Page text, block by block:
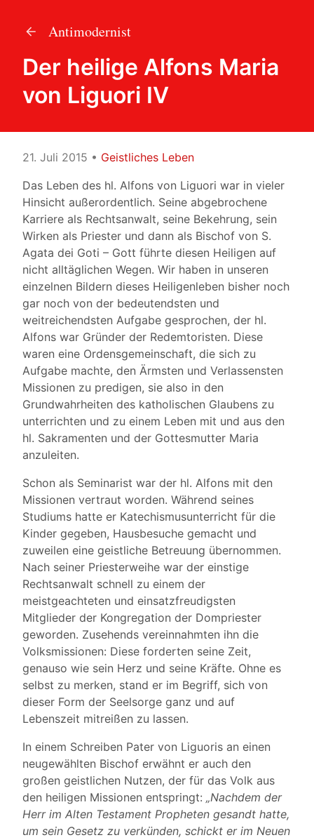
Antimodernist
Der heilige Alfons Maria
von Liguori IV
21. Juli 2015 • Geistliches Leben
Das Leben des hl. Alfons von Liguori war in vieler
Hinsicht außerordentlich. Seine abgebrochene
Karriere als Rechtsanwalt, seine Bekehrung, sein
Wirken als Priester und dann als Bischof von S.
Agata dei Goti – Gott führte diesen Heiligen auf
nicht alltäglichen Wegen. Wir haben in unseren
einzelnen Bildern dieses Heiligenleben bisher noch
gar noch von der bedeutendsten und
weitreichendsten Aufgabe gesprochen, der hl.
Alfons war Gründer der Redemtoristen. Diese
waren eine Ordensgemeinschaft, die sich zu
Aufgabe machte, den Ärmsten und Verlassensten
Missionen zu predigen, sie also in den
Grundwahrheiten des katholischen Glaubens zu
unterrichten und zu einem Leben mit und aus den
hl. Sakramenten und der Gottesmutter Maria
anzuleiten.
Schon als Seminarist war der hl. Alfons mit den
Missionen vertraut worden. Während seines
Studiums hatte er Katechismusunterricht für die
Kinder gegeben, Hausbesuche gemacht und
zuweilen eine geistliche Betreuung übernommen.
Nach seiner Priesterweihe war der einstige
Rechtsanwalt schnell zu einem der
meistgeachteten und einsatzfreudigsten
Mitglieder der Kongregation der Dompriester
geworden. Zusehends vereinnahmten ihn die
Volksmissionen: Diese forderten seine Zeit,
genauso wie sein Herz und seine Kräfte. Ohne es
selbst zu merken, stand er im Begriff, sich von
dieser Form der Seelsorge ganz und auf
Lebenszeit mitreißen zu lassen.
In einem Schreiben Pater von Liguoris an einen
neugewählten Bischof erwähnt er auch den
großen geistlichen Nutzen, der für das Volk aus
den heiligen Missionen entspringt: „Nachdem der
Herr im Alten Testament Propheten gesandt hatte,
um sein Gesetz zu verkünden, schickt er im Neuen